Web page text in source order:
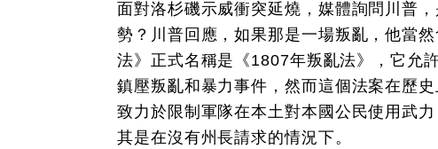
面對洛杉磯示威衝突延燒，媒體詢問川普
勢？川普回應，如果那是一場叛亂，他當
法》正式名稱是《1807年叛亂法》，它允
鎮壓叛亂和暴力事件，然而這個法案在歷
致力於限制軍隊在本土對本國公民使用武
其是在沒有州長請求的情況下。